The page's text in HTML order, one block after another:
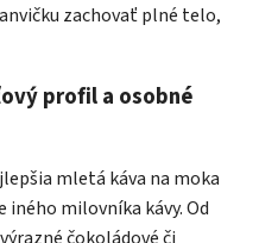
zachovať plné telo,
profil a osobné
mletá káva na moka
iného milovníka kávy. Od